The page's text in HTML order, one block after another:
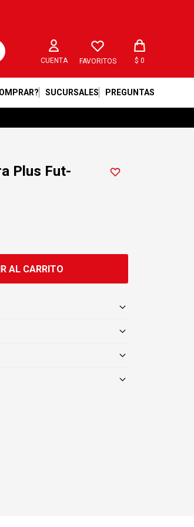
SUCURSALES PREGUNTAS
FAVORITOS $ 0
Plus Fut-
AL CARRITO